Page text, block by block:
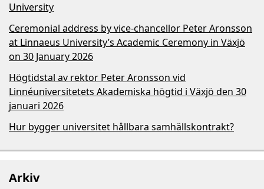
University
Ceremonial address by vice-chancellor Peter Aronsson
at Linnaeus University’s Academic Ceremony in Växjö
on 30 January 2026
Högtidstal av rektor Peter Aronsson vid
Linnéuniversitetets Akademiska högtid i Växjö den 30
januari 2026
Hur bygger universitet hållbara samhällskontrakt?
Arkiv